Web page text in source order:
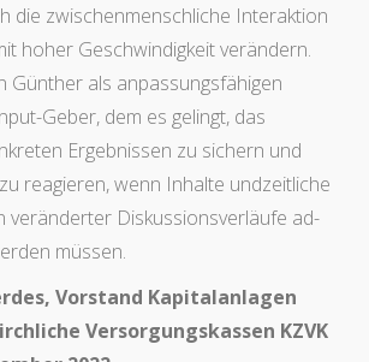
die zwischenmenschliche Interaktion
hoher Geschwindigkeit verändern.
Günther als anpassungsfähigen
Geber, dem es gelingt, das
Ergebnissen zu sichern und
reagieren, wenn Inhalte undzeitliche
veränderter Diskussionsverläufe ad-
müssen.
Vorstand Kapitalanlagen
Versorgungskassen KZVK